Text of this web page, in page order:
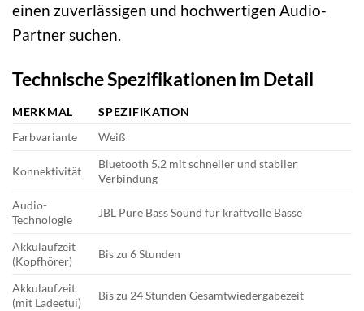
einen zuverlässigen und hochwertigen Audio-
Partner suchen.
Technische Spezifikationen im Detail
MERKMAL
SPEZIFIKATION
Farbvariante
Weiß
Konnektivität
Bluetooth 5.2 mit schneller und stabiler
Verbindung
Audio-
Technologie
JBL Pure Bass Sound für kraftvolle Bässe
Akkulaufzeit
(Kopfhörer)
Bis zu 6 Stunden
Akkulaufzeit
(mit Ladeetui)
Bis zu 24 Stunden Gesamtwiedergabezeit